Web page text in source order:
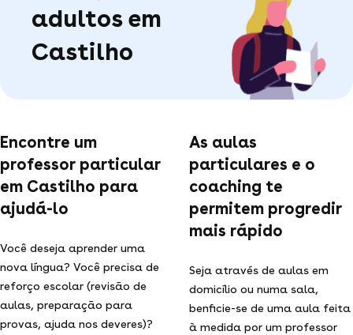
adultos em
Castilho
Encontre um
professor particular
em Castilho para
ajudá-lo
Você deseja aprender uma
nova língua? Você precisa de
reforço escolar (revisão de
aulas, preparação para
provas, ajuda nos deveres)?
As aulas
particulares e o
coaching te
permitem progredir
mais rápido
Seja através de aulas em
domicílio ou numa sala,
benficie-se de uma aula feita
à medida por um professor